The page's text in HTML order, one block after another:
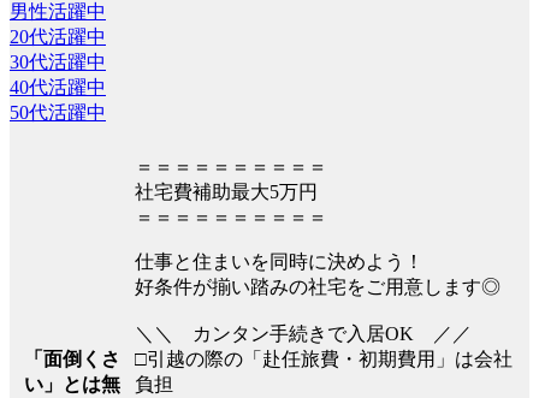
男性活躍中
20代活躍中
30代活躍中
40代活躍中
50代活躍中
「面倒くさ
い」とは無
＝＝＝＝＝＝＝＝＝＝
社宅費補助最大5万円
＝＝＝＝＝＝＝＝＝＝
仕事と住まいを同時に決めよう！
好条件が揃い踏みの社宅をご用意します◎
＼＼ カンタン手続きで入居OK ／／
□引越の際の「赴任旅費・初期費用」は会社
負担